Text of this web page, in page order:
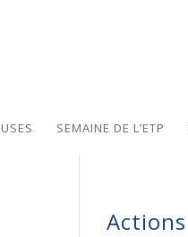
SEMAINE DE L’ETP
Actions